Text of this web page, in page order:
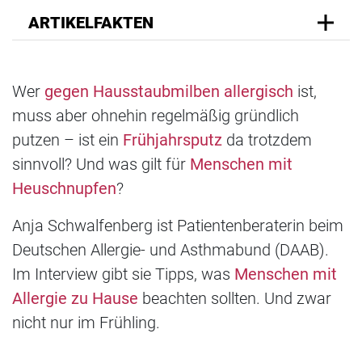
ARTIKELFAKTEN
Wer gegen Hausstaubmilben allergisch ist,
muss aber ohnehin regelmäßig gründlich
putzen – ist ein Frühjahrsputz da trotzdem
sinnvoll? Und was gilt für Menschen mit
Heuschnupfen?
Anja Schwalfenberg ist Patientenberaterin beim
Deutschen Allergie- und Asthmabund (DAAB).
Im Interview gibt sie Tipps, was Menschen mit
Allergie zu Hause beachten sollten. Und zwar
nicht nur im Frühling.